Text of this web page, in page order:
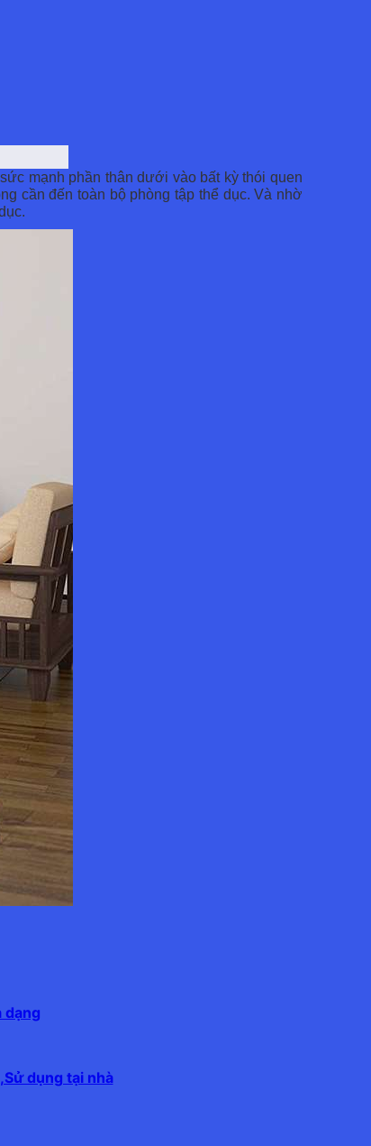
mạnh phần thân dưới vào bất kỳ thói quen
cần đến toàn bộ phòng tập thể dục. Và nhờ
dạng
dụng tại nhà